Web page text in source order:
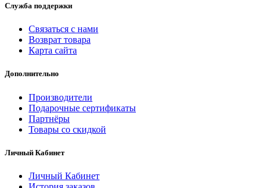
Служба поддержки
Связаться с нами
Возврат товара
Карта сайта
Дополнительно
Производители
Подарочные сертификаты
Партнёры
Товары со скидкой
Личный Кабинет
Личный Кабинет